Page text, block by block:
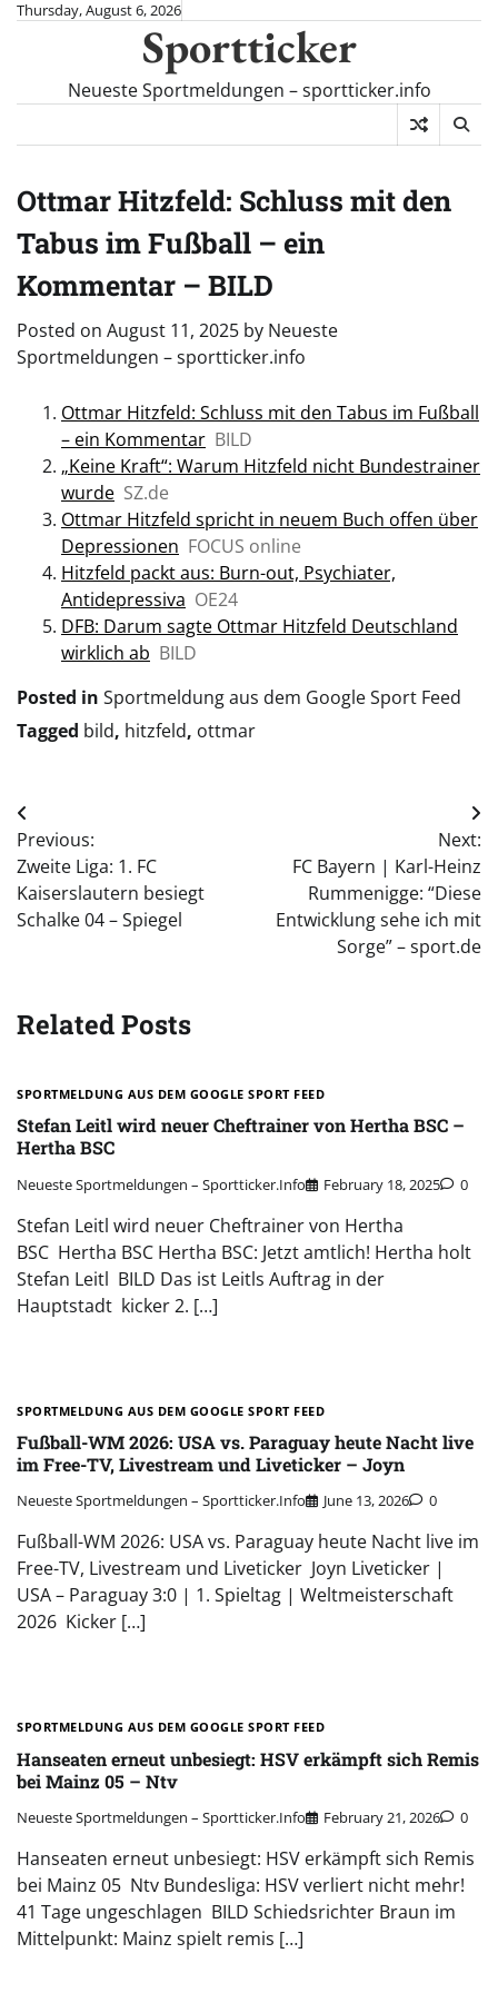
SkipThursday, August 6, 2026
Sportticker
Neueste Sportmeldungen – sportticker.info
Ottmar Hitzfeld: Schluss mit den
Tabus im Fußball – ein
Kommentar – BILD
Posted on August 11, 2025 by Neueste
Sportmeldungen – sportticker.info
Ottmar Hitzfeld: Schluss mit den Tabus im Fußball
– ein Kommentar BILD
„Keine Kraft“: Warum Hitzfeld nicht Bundestrainer
wurde SZ.de
Ottmar Hitzfeld spricht in neuem Buch offen über
Depressionen FOCUS online
Hitzfeld packt aus: Burn-out, Psychiater,
Antidepressiva OE24
DFB: Darum sagte Ottmar Hitzfeld Deutschland
wirklich ab BILD
Posted in Sportmeldung aus dem Google Sport Feed
Tagged bild, hitzfeld, ottmar
Post
navigation
Previous:
Zweite Liga: 1. FC
Kaiserslautern besiegt
Schalke 04 – Spiegel
Next:
FC Bayern | Karl-Heinz
Rummenigge: “Diese
Entwicklung sehe ich mit
Sorge” – sport.de
Related Posts
SPORTMELDUNG AUS DEM GOOGLE SPORT FEED
Stefan Leitl wird neuer Cheftrainer von Hertha BSC –
Hertha BSC
Neueste Sportmeldungen – Sportticker.info February 18, 2025 0
Stefan Leitl wird neuer Cheftrainer von Hertha
BSC Hertha BSC Hertha BSC: Jetzt amtlich! Hertha holt
Stefan Leitl BILD Das ist Leitls Auftrag in der
Hauptstadt kicker 2. […]
SPORTMELDUNG AUS DEM GOOGLE SPORT FEED
Fußball-WM 2026: USA vs. Paraguay heute Nacht live
im Free-TV, Livestream und Liveticker – Joyn
Neueste Sportmeldungen – Sportticker.info June 13, 2026 0
Fußball-WM 2026: USA vs. Paraguay heute Nacht live im
Free-TV, Livestream und Liveticker Joyn Liveticker |
USA – Paraguay 3:0 | 1. Spieltag | Weltmeisterschaft
2026 Kicker […]
SPORTMELDUNG AUS DEM GOOGLE SPORT FEED
Hanseaten erneut unbesiegt: HSV erkämpft sich Remis
bei Mainz 05 – Ntv
Neueste Sportmeldungen – Sportticker.info February 21, 2026 0
Hanseaten erneut unbesiegt: HSV erkämpft sich Remis
bei Mainz 05 Ntv Bundesliga: HSV verliert nicht mehr!
41 Tage ungeschlagen BILD Schiedsrichter Braun im
Mittelpunkt: Mainz spielt remis […]